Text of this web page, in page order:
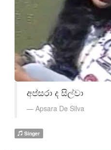
අප්සරා ද සිල්වා
Apsara De Silva
Singer